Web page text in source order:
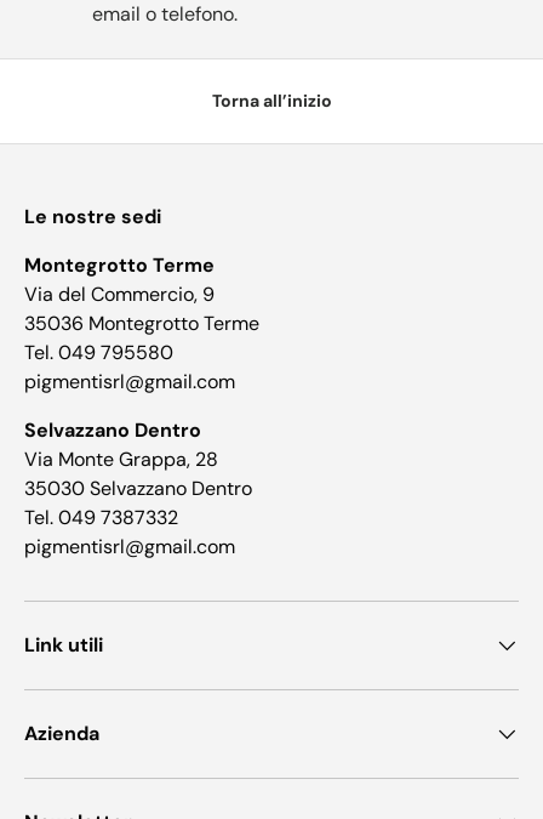
email o telefono.
Torna all’inizio
Le nostre sedi
Montegrotto Terme
Via del Commercio, 9
35036 Montegrotto Terme
Tel. 049 795580
pigmentisrl@gmail.com
Selvazzano Dentro
Via Monte Grappa, 28
35030 Selvazzano Dentro
Tel. 049 7387332
pigmentisrl@gmail.com
Link utili
Azienda